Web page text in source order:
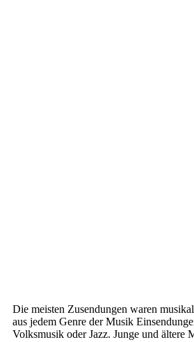
Die meisten Zusendungen waren
aus jedem Genre der Musik
Volksmusik oder Jazz. Junge und ältere